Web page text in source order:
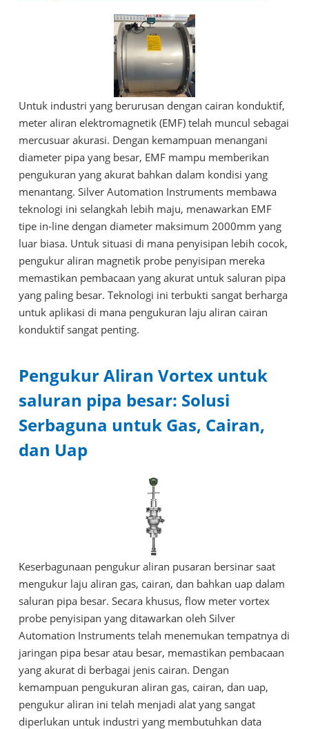
Untuk industri yang berurusan dengan cairan konduktif,
meter aliran elektromagnetik (EMF) telah muncul sebagai
mercusuar akurasi. Dengan kemampuan menangani
diameter pipa yang besar, EMF mampu memberikan
pengukuran yang akurat bahkan dalam kondisi yang
menantang. Silver Automation Instruments membawa
teknologi ini selangkah lebih maju, menawarkan EMF
tipe in-line dengan diameter maksimum 2000mm yang
luar biasa. Untuk situasi di mana penyisipan lebih cocok,
pengukur aliran magnetik probe penyisipan mereka
memastikan pembacaan yang akurat untuk saluran pipa
yang paling besar. Teknologi ini terbukti sangat berharga
untuk aplikasi di mana pengukuran laju aliran cairan
konduktif sangat penting.
Pengukur Aliran Vortex untuk
saluran pipa besar: Solusi
Serbaguna untuk Gas, Cairan,
dan Uap
Keserbagunaan pengukur aliran pusaran bersinar saat
mengukur laju aliran gas, cairan, dan bahkan uap dalam
saluran pipa besar. Secara khusus, flow meter vortex
probe penyisipan yang ditawarkan oleh Silver
Automation Instruments telah menemukan tempatnya di
jaringan pipa besar atau besar, memastikan pembacaan
yang akurat di berbagai jenis cairan. Dengan
kemampuan pengukuran aliran gas, cairan, dan uap,
pengukur aliran ini telah menjadi alat yang sangat
diperlukan untuk industri yang membutuhkan data